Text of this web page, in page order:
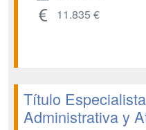
11.835 €
Título
Administrativa y